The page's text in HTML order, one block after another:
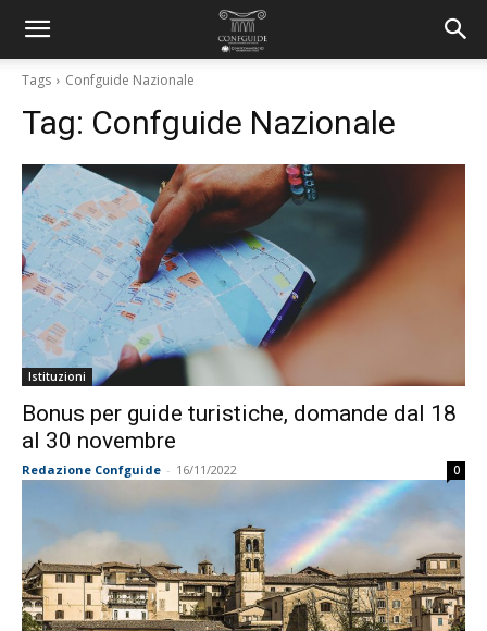
Tags Confguide Nazionale
Tag: Confguide Nazionale
Istituzioni
Bonus per guide turistiche, domande dal 18
al 30 novembre
Redazione Confguide - 16/11/2022 0